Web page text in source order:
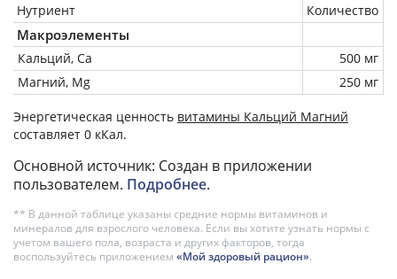
Нутриент
Количество
Макроэлементы
Кальций, Ca
500 мг
Магний, Mg
250 мг
Энергетическая ценность витамины Кальций Магний
составляет 0 кКал.
Основной источник: Создан в приложении
пользователем. Подробнее.
** В данной таблице указаны средние нормы витаминов и
минералов для взрослого человека. Если вы хотите узнать нормы с
учетом вашего пола, возраста и других факторов, тогда
воспользуйтесь приложением «Мой здоровый рацион».